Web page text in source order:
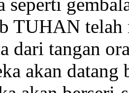
seperti
TUHAN telah
dari tangan
akan datang